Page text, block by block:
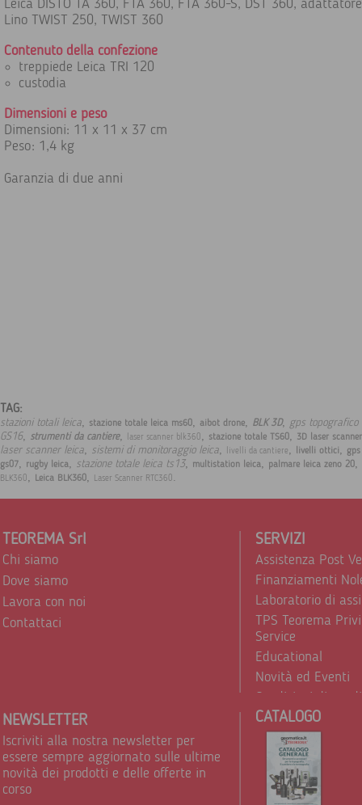
Leica DISTO TA 360, FTA 360, FTA 360-S, DST 360,
Lino TWIST 250, TWIST 360
Contenuto della confezione
treppiede Leica TRI 120
custodia
Dimensioni e peso
Dimensioni: 11 x 11 x 37 cm
Peso: 1,4 kg
Garanzia di due anni
TAG:
stazioni totali leica, stazione totale leica ms60, aibot drone, BLK 3D, gps topografico
GS16, strumenti da cantiere, laser scanner blk360, stazione totale TS60, 3D laser
laser scanner leica, sistemi di monitoraggio leica, livelli da cantiere, livelli ottici,
gs07, rugby leica, stazione totale leica ts13, multistation leica, palmare leica zeno 20,
BLK360, Leica BLK360, Laser Scanner RTC360.
TEOREMA Srl
Chi siamo
Dove siamo
Lavora con noi
Contattaci
SERVIZI
Assistenza Post
Finanziamenti
Laboratorio di
TPS Teorema
Service
Educational
Novità ed Eventi
Condizioni di
Trattamento dei
NEWSLETTER
Iscriviti alla nostra newsletter per
essere sempre aggiornato sulle ultime
novità dei prodotti e delle offerte in
corso
CATALOGO